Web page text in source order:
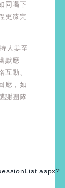
同喝下
更臻完
人姜至
默應
互動、
應，如
謝團隊